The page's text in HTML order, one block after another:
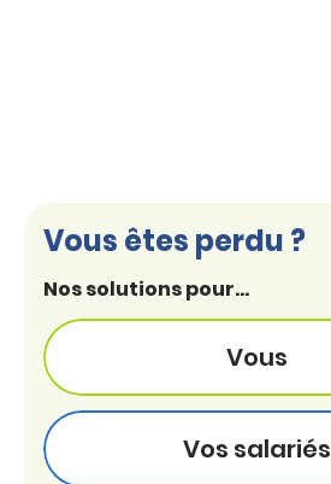
Vous êtes perdu ?
Nos solutions pour...
Vous
Vos salariés